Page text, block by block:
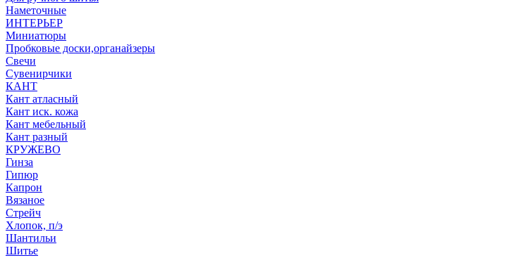
Наметочные
ИНТЕРЬЕР
Миниатюры
Пробковые доски,органайзеры
Свечи
Сувенирчики
КАНТ
Кант атласный
Кант иск. кожа
Кант мебельный
Кант разный
КРУЖЕВО
Гинза
Гипюр
Капрон
Вязаное
Стрейч
Хлопок, п/э
Шантильи
Шитье